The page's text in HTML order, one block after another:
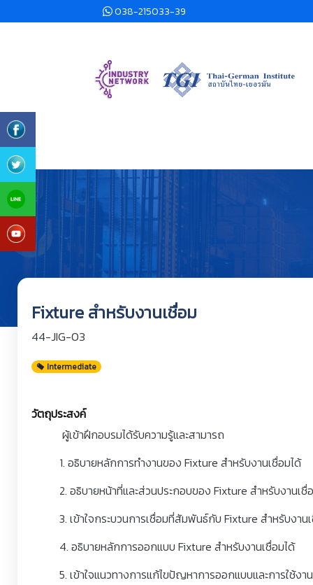
038-215033-39
Fixture สำหรับงานเชื่อม
44-JIG-03
Intermediate
วัตถุประสงค์
ผู้เข้าฝึกอบรมได้รับความรู้และสามารถ
1. อธิบายหลักการทำงานของ Fixture สำหรับงานเชื่อมได้
2. อธิบายหน้าที่และส่วนประกอบของ Fixture สำหรับงานเชื่
3. เข้าใจกระบวนการเชื่อมที่สัมพันธ์กับ Fixture สำหรับงาน
4. อธิบายหลักการออกแบบ Fixture สำหรับงานเชื่อมได้
5. เข้าใจแนวทางการแก้ไขปัญหาการออกแบบและการใช้ง